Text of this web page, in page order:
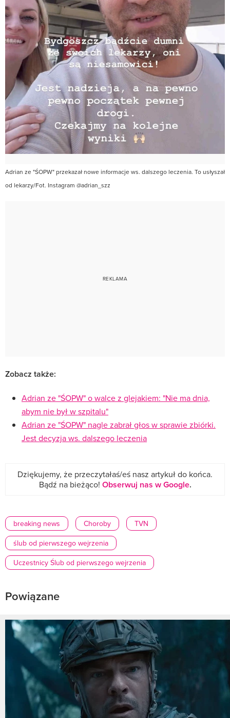
Adrian ze "ŚOPW" przekazał nowe informacje ws. dalszego leczenia. To usłyszał
od lekarzy/Fot. Instagram @adrian_szz
Zobacz także:
Adrian ze "ŚOPW" o walce z glejakiem: "Nie ma dnia,
abym nie był w szpitalu"
Adrian ze "ŚOPW" nagle zabrał głos w sprawie zbiórki.
Jest decyzja ws. dalszego leczenia
Dziękujemy, że przeczytałaś/eś nasz artykuł do końca.
Bądź na bieżąco! Obserwuj nas w Google.
breaking news Choroby
TVN
ślub od pierwszego wejrzenia
Uczestnicy Ślub od pierwszego wejrzenia
Powiązane